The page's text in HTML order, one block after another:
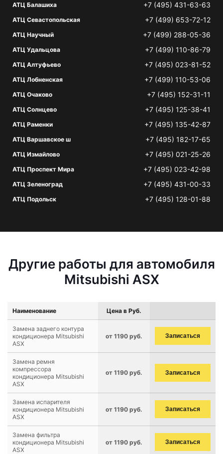
АТЦ Балашиха +7 (495) 431-63-63
АТЦ Севастопольская +7 (499) 653-72-12
АТЦ Научный +7 (499) 288-05-36
АТЦ Удальцова +7 (499) 110-86-79
АТЦ Алтуфьево +7 (495) 023-81-52
АТЦ Лобненская +7 (499) 110-53-06
АТЦ Очаково +7 (495) 152-31-11
АТЦ Солнцево +7 (495) 125-38-41
АТЦ Раменки +7 (495) 135-42-87
АТЦ Варшавское ш +7 (495) 182-17-65
АТЦ Измайлово +7 (495) 021-25-26
АТЦ Проспект Мира +7 (495) 023-42-98
АТЦ Зеленоград +7 (495) 431-00-33
АТЦ Подольск +7 (495) 128-01-88
Другие работы для автомобиля
Mitsubishi ASX
Наименование Цена в Руб.
Замена заднего контура
кондиционера Mitsubishi
ASX
от 1190 руб. Записаться
Замена ремня
компрессора
кондиционера Mitsubishi
ASX
от 1190 руб. Записаться
Замена испарителя
кондиционера Mitsubishi
ASX
от 1190 руб. Записаться
Замена фильтра
кондиционера Mitsubishi
ASX
от 1190 руб. Записаться